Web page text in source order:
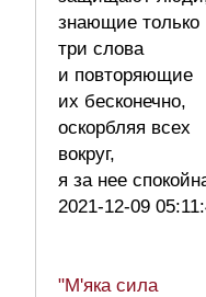
знающие только
три слова
и повторяющие
их бесконечно,
оскорбляя всех
вокруг,
я за нее
2021-12-09
"М'яка сила